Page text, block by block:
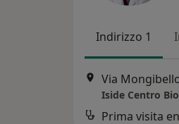
Indirizzo 1
Via
Iside Centro
Prima visita